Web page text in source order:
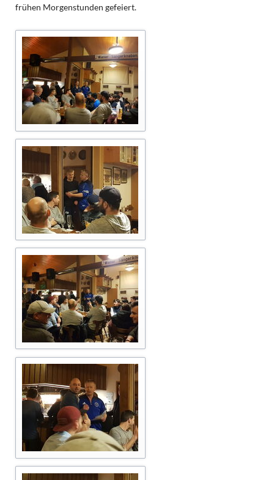
frühen Morgenstunden gefeiert.